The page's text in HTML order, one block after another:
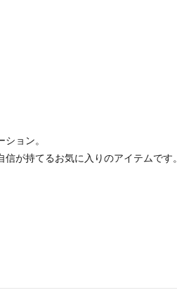
ョン。
が持てるお気に入りのアイテムです。